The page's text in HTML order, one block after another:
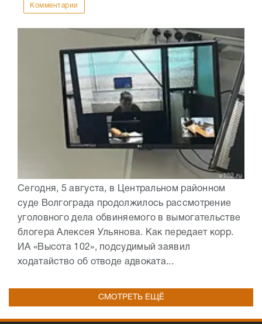
Комментарии
Сегодня, 5 августа, в Центральном районном
суде Волгограда продолжилось рассмотрение
уголовного дела обвиняемого в вымогательстве
блогера Алексея Ульянова. Как передает корр.
ИА «Высота 102», подсудимый заявил
ходатайство об отводе адвоката...
СМОТРЕТЬ ЕЩЁ